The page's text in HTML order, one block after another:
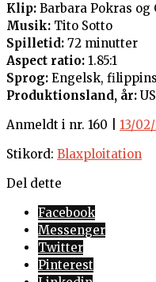
Klip: Barbara Pokras og
Musik: Tito Sotto
Spilletid: 72 minutter
Aspect ratio: 1.85:1
Sprog: Engelsk,
Produktionsland, år:
Anmeldt i nr. 160 | 13/
Stikord: Blaxploitation
Del dette
Facebook
Messenger
Twitter
Pinterest